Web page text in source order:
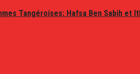
Tangéroises: Hafsa Ben Sabih et